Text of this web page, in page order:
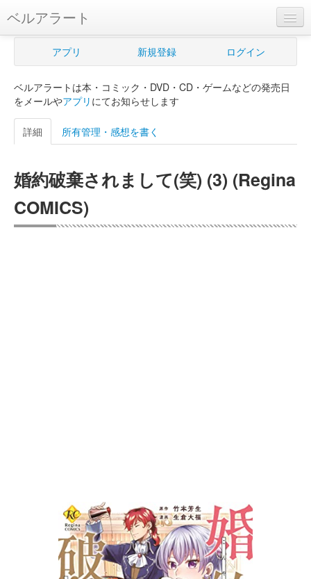
ベルアラート
ベルアラートとは
新規登録
ログイン
購入管理
Myシェルフ
アプリ 新規登録 ログイン
ベルアラートは本・コミック・DVD・CD・ゲームなどの発売日
をメールやアプリ にてお知らせします
詳細 所有管理・感想を書く
婚約破棄されまして(笑) (3) (Regina
COMICS)